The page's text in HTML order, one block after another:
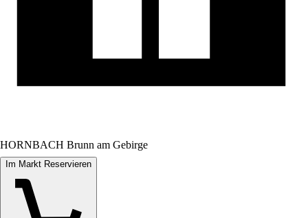
HORNBACH Brunn am Gebirge
Im Markt Reservieren